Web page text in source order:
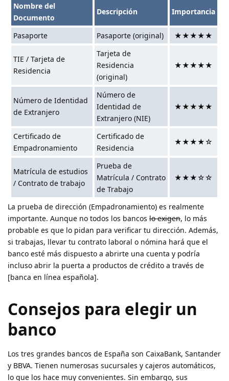
Nombre del
Documento
Descripción Importancia
Pasaporte Pasaporte (original) ★★★★★
TIE / Tarjeta de
Residencia
Tarjeta de
Residencia
(original)
★★★★★
Número de Identidad
de Extranjero
Número de
Identidad de
Extranjero (NIE)
★★★★★
Certificado de
Empadronamiento
Certificado de
Residencia
★★★★☆
Matrícula de estudios
/ Contrato de trabajo
Prueba de
Matrícula / Contrato
de Trabajo
★★★☆☆
La prueba de dirección (Empadronamiento) es realmente
importante. Aunque no todos los bancos lo exigen, lo más
probable es que lo pidan para verificar tu dirección. Además,
si trabajas, llevar tu contrato laboral o nómina hará que el
banco esté más dispuesto a abrirte una cuenta y podría
incluso abrir la puerta a productos de crédito a través de
[banca en línea española].
Consejos para elegir un
banco
Los tres grandes bancos de España son CaixaBank, Santander
y BBVA. Tienen numerosas sucursales y cajeros automáticos,
lo que los hace muy convenientes. Sin embargo, sus